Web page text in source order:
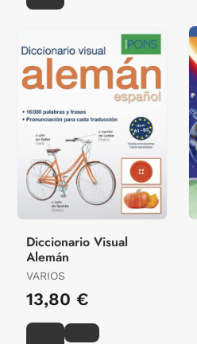
Diccionario Visual
Alemán
VARIOS
13,80 €